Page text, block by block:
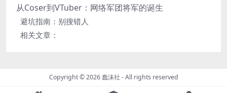
从Coser到VTuber：网络军团将军的诞生
避坑指南：别搜错人
相关文章：
Copyright © 2026蠢沫社- All rights reserved